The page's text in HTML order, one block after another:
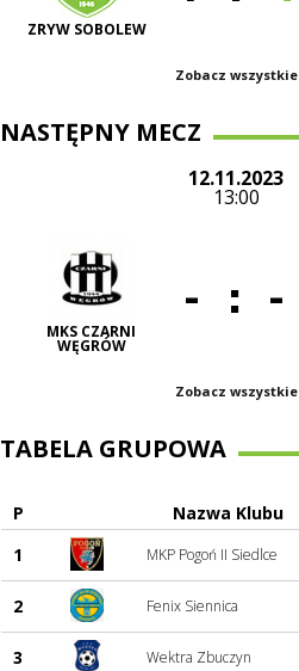
ZRYW SOBOLEW
Zobacz wszystkie
NASTĘPNY MECZ
12.11.2023
13:00
MKS CZARNI
WĘGRÓW
- : -
Zobacz wszystkie
TABELA GRUPOWA
P Nazwa Klubu
1
MKP Pogoń II Siedlce
2 Fenix Siennica
3 Wektra Zbuczyn